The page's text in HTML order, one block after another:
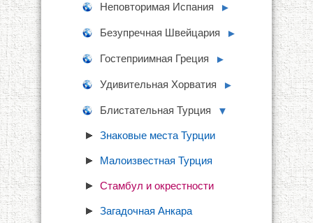
Неповторимая Испания ►
Безупречная Швейцария ►
Гостеприимная Греция ►
Удивительная Хорватия ►
Блистательная Турция ▼
Знаковые места Турции
Малоизвестная Турция
Стамбул и окрестности
Загадочная Анкара